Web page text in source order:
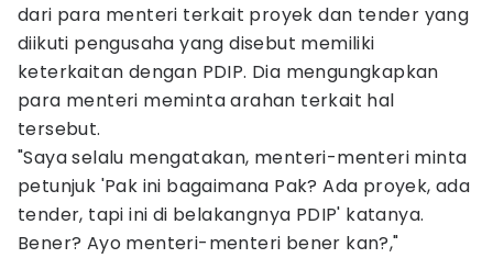
dari para menteri terkait proyek dan tender yang
diikuti pengusaha yang disebut memiliki
keterkaitan dengan PDIP. Dia mengungkapkan
para menteri meminta arahan terkait hal
tersebut.
"Saya selalu mengatakan, menteri-menteri minta
petunjuk 'Pak ini bagaimana Pak? Ada proyek, ada
tender, tapi ini di belakangnya PDIP' katanya.
Bener? Ayo menteri-menteri bener kan?,"